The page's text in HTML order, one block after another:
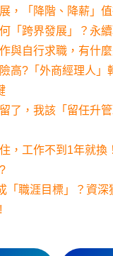
，「降階、降薪」
「跨界發展」？永
與自行求職，有什
高?「外商經理人」
了，我該「留任升
，工作不到1年就換
「職涯目標」？資深